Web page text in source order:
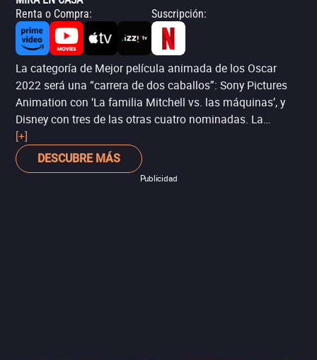
Renta o Compra: Suscripción:
La categoría de Mejor película animada de los Oscar
2022 será una “carrera de dos caballos”: Sony Pictures
Animation con ‘La familia Mitchell vs. las máquinas’, y
Disney con tres de las otras cuatro nominadas. La
experiencia diría que será otro premio para el estudio de
Mickey Mouse, aunque tampoco sería la primera vez que
Sony le arranca la estatuilla de las manos (todos daban
[+]
DESCUBRE MÁS
Publicidad